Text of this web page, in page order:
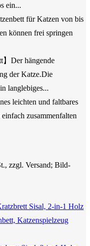
ein...
für Katzen von bis
können frei springen
】Der hängende
der Katze.Die
langlebiges...
leichten und faltbares
zusammenfalten
zzgl. Versand; Bild-